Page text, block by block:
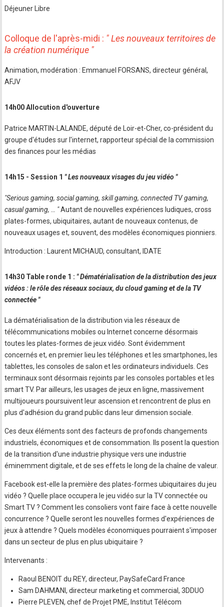
Déjeuner Libre
Colloque de l'après-midi : " Les nouveaux territoires de
la création numérique "
Animation, modération : Emmanuel FORSANS, directeur général,
AFJV
14h00 Allocution d'ouverture
Patrice MARTIN-LALANDE, député de Loir-et-Cher, co-président du
groupe d'études sur l'internet, rapporteur spécial de la commission
des finances pour les médias
14h15 - Session 1 " Les nouveaux visages du jeu vidéo "
"Serious gaming, social gaming, skill gaming, connected TV gaming,
casual gaming, … "Autant de nouvelles expériences ludiques, cross
plates-formes, ubiquitaires, autant de nouveaux contenus, de
nouveaux usages et, souvent, des modèles économiques pionniers.
Introduction : Laurent MICHAUD, consultant, IDATE
14h30 Table ronde 1 : " Dématérialisation de la distribution des jeux
vidéos : le rôle des réseaux sociaux, du cloud gaming et de la TV
connectée "
La dématérialisation de la distribution via les réseaux de
télécommunications mobiles ou Internet concerne désormais
toutes les plates-formes de jeux vidéo. Sont évidemment
concernés et, en premier lieu les téléphones et les smartphones, les
tablettes, les consoles de salon et les ordinateurs individuels. Ces
terminaux sont désormais rejoints par les consoles portables et les
smart TV. Par ailleurs, les usages de jeux en ligne, massivement
multijoueurs poursuivent leur ascension et rencontrent de plus en
plus d'adhésion du grand public dans leur dimension sociale.
Ces deux éléments sont des facteurs de profonds changements
industriels, économiques et de consommation. Ils posent la question
de la transition d'une industrie physique vers une industrie
éminemment digitale, et de ses effets le long de la chaîne de valeur.
Facebook est-elle la première des plates-formes ubiquitaires du jeu
vidéo ? Quelle place occupera le jeu vidéo sur la TV connectée ou
Smart TV ? Comment les consoliers vont faire face à cette nouvelle
concurrence ? Quelle seront les nouvelles formes d'expériences de
jeux à attendre ? Quels modèles économiques pourraient s'imposer
dans un secteur de plus en plus ubiquitaire ?
Intervenants :
Raoul BENOIT du REY, directeur, PaySafeCard France
Sam DAHMANI, directeur marketing et commercial, 3DDUO
Pierre PLEVEN, chef de Projet PME, Institut Télécom